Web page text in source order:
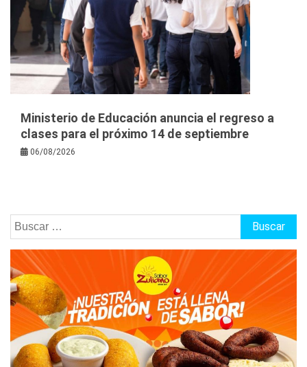
Ministerio de Educación anuncia el regreso a
clases para el próximo 14 de septiembre
06/08/2026
Buscar: